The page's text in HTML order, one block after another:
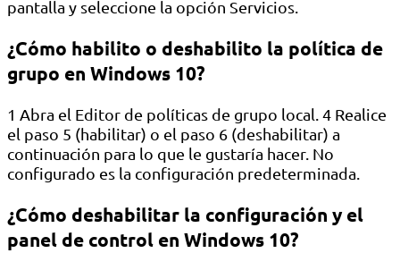
pantalla y seleccione la opción Servicios.
¿Cómo habilito o deshabilito la política de
grupo en Windows 10?
1 Abra el Editor de políticas de grupo local. 4 Realice
el paso 5 (habilitar) o el paso 6 (deshabilitar) a
continuación para lo que le gustaría hacer. No
configurado es la configuración predeterminada.
¿Cómo deshabilitar la configuración y el
panel de control en Windows 10?